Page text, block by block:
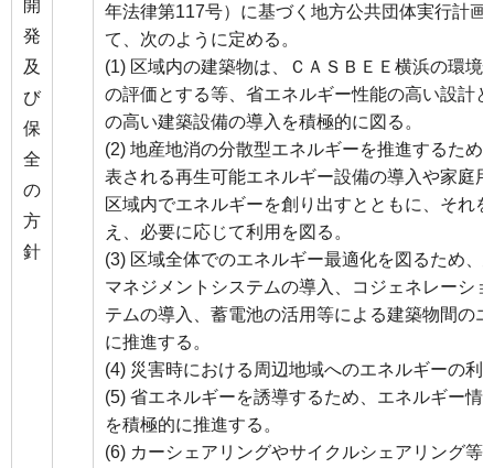
開
発
及
び
保
全
の
方
針
年法律第117号）に基づく地方公共団体実行計
て、次のように定める。
(1) 区域内の建築物は、ＣＡＳＢＥＥ横浜の環境
の評価とする等、省エネルギー性能の高い設計
の高い建築設備の導入を積極的に図る。
(2) 地産地消の分散型エネルギーを推進するため
表される再生可能エネルギー設備の導入や家庭
区域内でエネルギーを創り出すとともに、それ
え、必要に応じて利用を図る。
(3) 区域全体でのエネルギー最適化を図るため、
マネジメントシステムの導入、コジェネレーシ
テムの導入、蓄電池の活用等による建築物間の
に推進する。
(4) 災害時における周辺地域へのエネルギーの利
(5) 省エネルギーを誘導するため、エネルギー情
を積極的に推進する。
(6) カーシェアリングやサイクルシェアリング等